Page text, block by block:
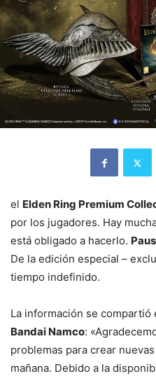
el Elden Ring Premium
por los jugadores. Hay
está obligado a hacerlo.
De la edición especial –
tiempo indefinido.
La información se compartió
Bandai Namco:
problemas para crear
mañana. Debido a la